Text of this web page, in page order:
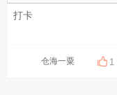
打卡
仓海一粟 1